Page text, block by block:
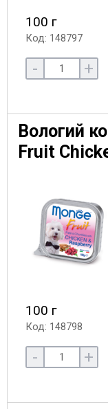
100 г
Код: 148797
- +
Вологий
Fruit
100 г
Код: 148798
- +